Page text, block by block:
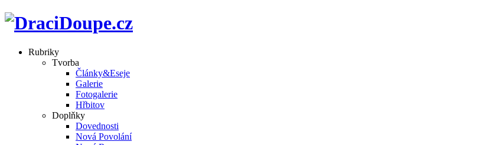
Rubriky
Tvorba
Články&Eseje
Galerie
Fotogalerie
Hřbitov
Doplňky
Dovednosti
Nová Povolání